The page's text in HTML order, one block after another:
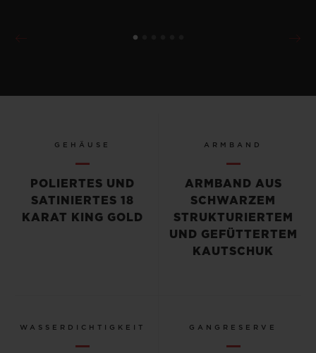
GEHÄUSE
POLIERTES UND
SATINIERTES 18
KARAT KING GOLD
ARMBAND
ARMBAND AUS
SCHWARZEM
STRUKTURIERTEM
UND GEFÜTTERTEM
KAUTSCHUK
WASSERDICHTIGKEIT GANGRESERVE